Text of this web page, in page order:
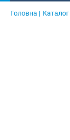
Головна | Каталог